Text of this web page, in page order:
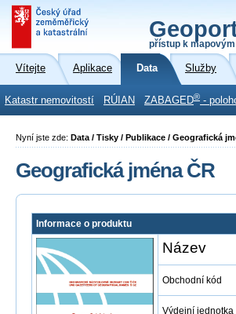
přístup k
Vítejte Aplikace Data Služby
Katastr nemovitostí RÚIAN ZABAGED® -
Nyní jste zde: Data / Tisky / Publikace / Geografická
Geografická jména ČR
Informace o produktu
Název
Obchodní kód
Výdejní jednotka